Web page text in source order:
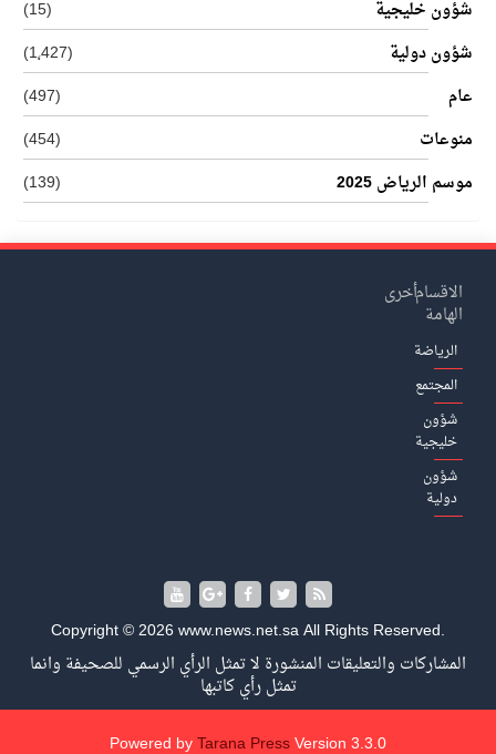
شؤون خليجية
(15)
شؤون دولية
(1٬427)
عام
(497)
منوعات
(454)
موسم الرياض 2025
(139)
الاقسام
الهامة
الرياضة
المجتمع
شؤون
خليجية
شؤون
دولية
أخرى
Copyright © 2026 www.news.net.sa All Rights Reserved.
المشاركات والتعليقات المنشورة لا تمثل الرأي الرسمي للصحيفة وانما
تمثل رأي كاتبها
Powered byTarana PressVersion 3.3.0